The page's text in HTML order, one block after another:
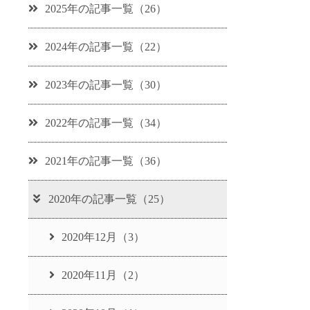
2025年の記事一覧（26）
2024年の記事一覧（22）
2023年の記事一覧（30）
2022年の記事一覧（34）
2021年の記事一覧（36）
2020年の記事一覧（25）
2020年12月（3）
2020年11月（2）